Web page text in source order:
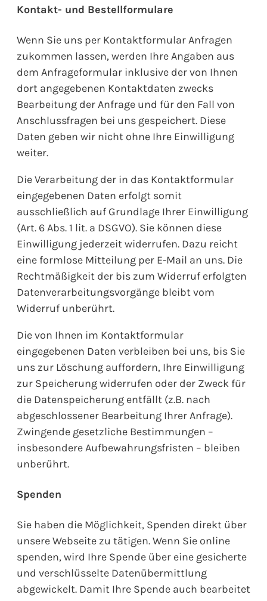
Kontakt- und Bestellformulare
Wenn Sie uns per Kontaktformular Anfragen
zukommen lassen, werden Ihre Angaben aus
dem Anfrageformular inklusive der von Ihnen
dort angegebenen Kontaktdaten zwecks
Bearbeitung der Anfrage und für den Fall von
Anschlussfragen bei uns gespeichert. Diese
Daten geben wir nicht ohne Ihre Einwilligung
weiter.
Die Verarbeitung der in das Kontaktformular
eingegebenen Daten erfolgt somit
ausschließlich auf Grundlage Ihrer Einwilligung
(Art. 6 Abs. 1 lit. a DSGVO). Sie können diese
Einwilligung jederzeit widerrufen. Dazu reicht
eine formlose Mitteilung per E-Mail an uns. Die
Rechtmäßigkeit der bis zum Widerruf erfolgten
Datenverarbeitungsvorgänge bleibt vom
Widerruf unberührt.
Die von Ihnen im Kontaktformular
eingegebenen Daten verbleiben bei uns, bis Sie
uns zur Löschung auffordern, Ihre Einwilligung
zur Speicherung widerrufen oder der Zweck für
die Datenspeicherung entfällt (z.B. nach
abgeschlossener Bearbeitung Ihrer Anfrage).
Zwingende gesetzliche Bestimmungen –
insbesondere Aufbewahrungsfristen – bleiben
unberührt.
Spenden
Sie haben die Möglichkeit, Spenden direkt über
unsere Webseite zu tätigen. Wenn Sie online
spenden, wird Ihre Spende über eine gesicherte
und verschlüsselte Datenübermittlung
abgewickelt. Damit Ihre Spende auch bearbeitet